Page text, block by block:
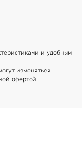
и удобным
изменяться.
офертой.